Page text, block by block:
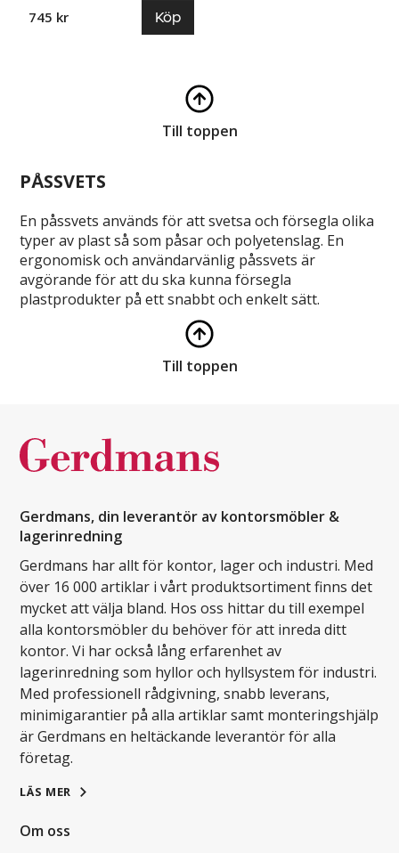
745 kr
Köp
Till toppen
PÅSSVETS
En påssvets används för att svetsa och försegla olika
typer av plast så som påsar och polyetenslag. En
ergonomisk och användarvänlig påssvets är
avgörande för att du ska kunna försegla
plastprodukter på ett snabbt och enkelt sätt.
Till toppen
Gerdmans, din leverantör av kontorsmöbler &
lagerinredning
Gerdmans har allt för kontor, lager och industri. Med
över 16 000 artiklar i vårt produktsortiment finns det
mycket att välja bland. Hos oss hittar du till exempel
alla kontorsmöbler du behöver för att inreda ditt
kontor. Vi har också lång erfarenhet av
lagerinredning som hyllor och hyllsystem för industri.
Med professionell rådgivning, snabb leverans,
minimigarantier på alla artiklar samt monteringshjälp
är Gerdmans en heltäckande leverantör för alla
företag.
LÄS MER
Om oss